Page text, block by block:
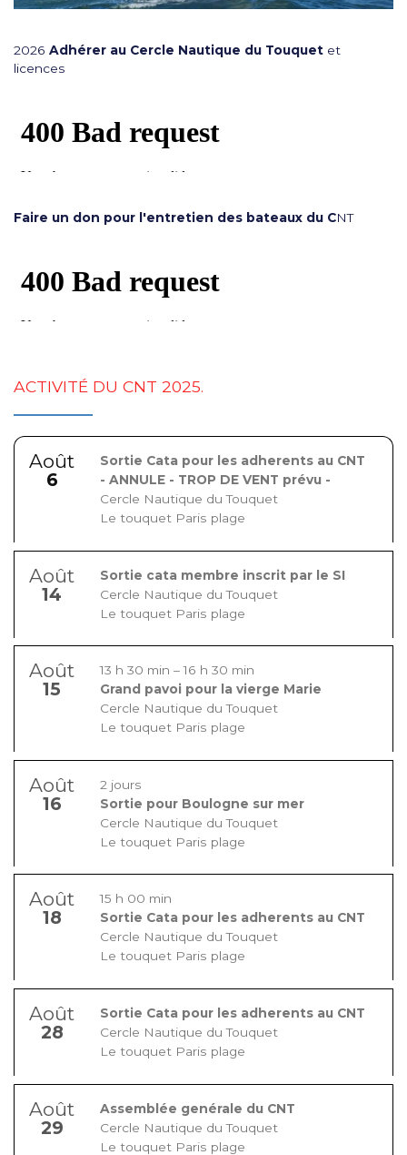
2026 Adhérer au Cercle Nautique du Touquet et
licences
Faire un don pour l'entretien des bateaux du CNT
ACTIVITÉ DU CNT 2025.
Août
6
Sortie Cata pour les adherents au CNT
- ANNULE - TROP DE VENT prévu -
Cercle Nautique du Touquet
Le touquet Paris plage
Août
14
Sortie cata membre inscrit par le SI
Cercle Nautique du Touquet
Le touquet Paris plage
Août
15
13 h 30 min – 16 h 30 min
Grand pavoi pour la vierge Marie
Cercle Nautique du Touquet
Le touquet Paris plage
Août
16
2 jours
Sortie pour Boulogne sur mer
Cercle Nautique du Touquet
Le touquet Paris plage
Août
18
15 h 00 min
Sortie Cata pour les adherents au CNT
Cercle Nautique du Touquet
Le touquet Paris plage
Août
28
Sortie Cata pour les adherents au CNT
Cercle Nautique du Touquet
Le touquet Paris plage
Août
29
Assemblée genérale du CNT
Cercle Nautique du Touquet
Le touquet Paris plage